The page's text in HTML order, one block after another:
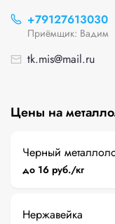
+79127613030
Приёмщик: Вадим
tk.mis@mail.ru
Цены на
Черный
до 16 руб./кг
Нержавейка